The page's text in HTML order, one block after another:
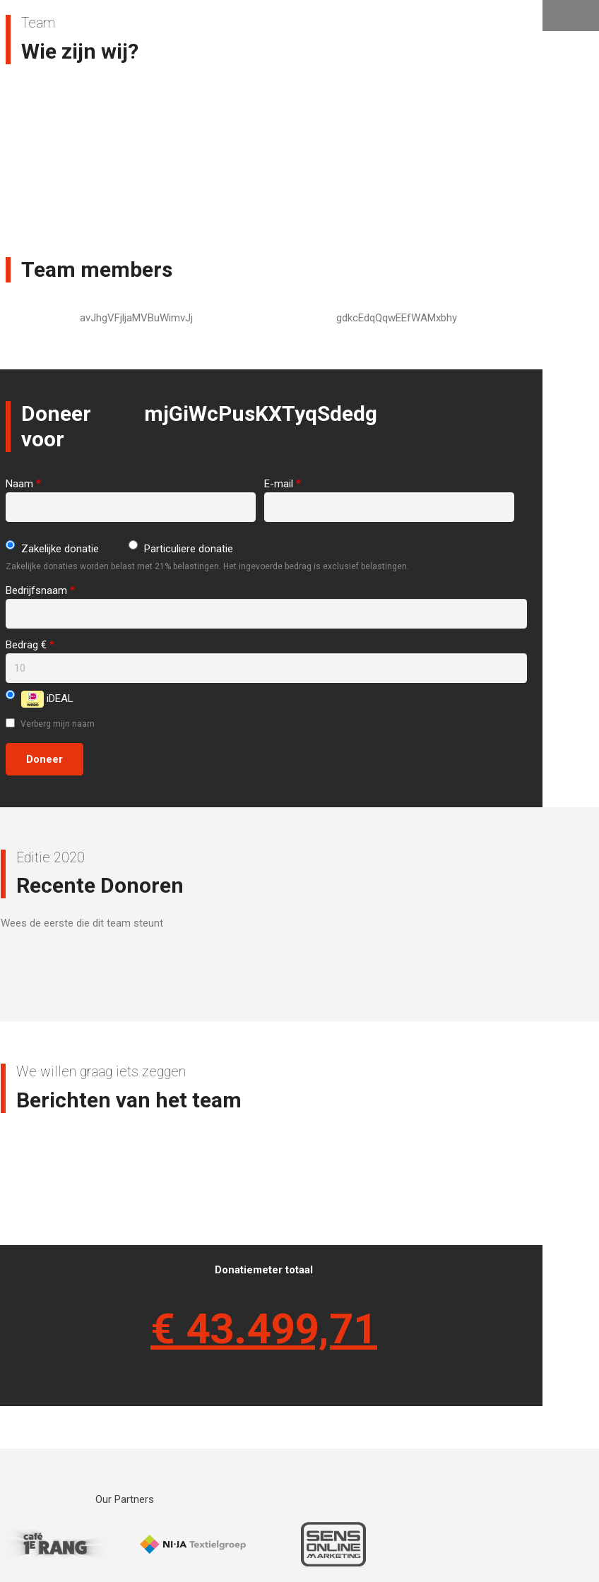
Team
Wie zijn wij?
Team members
avJhgVFjljaMVBuWimvJj gdkcEdqQqwEEfWAMxbhy
Doneer
voor
mjGiWcPusKXTyqSdedg
Naam* E-mail *
Zakelijke donatie Particuliere donatie
Zakelijke donaties worden belast met 21% belastingen. Het ingevoerde bedrag is exclusief belastingen.
Bedrijfsnaam*
Bedrag €*
iDEAL
Verberg mijn naam
Editie 2020
Recente Donoren
Wees de eerste die dit team steunt
We willen graag iets zeggen
Berichten van het team
Donatiemeter totaal
€ 43.499,71
Our Partners